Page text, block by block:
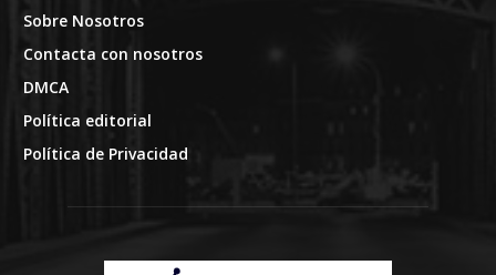
Sobre Nosotros
Contacta con nosotros
DMCA
Política editorial
Política de Privacidad